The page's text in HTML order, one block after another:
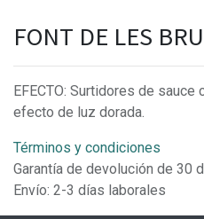
FONT DE LES
EFECTO: Surtidores de
efecto de luz dorada.
Términos y condiciones
Garantía de devolución de 30
Envío: 2-3 días laborales